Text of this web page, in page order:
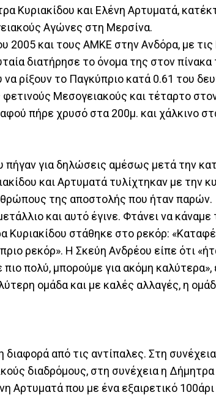
Κυριακίδου και Ελένη Αρτυματά,
Αγώνες στη Μερσίνα.
2005 και τους ΑΜΚΕ στην Ανδόρα, με
διατήρησε το όνομα της στον
ρίξουν το Παγκύπριο κατά 0.61 του
Μεσογειακούς και τέταρτο
πήρε χρυσό στα 200μ. και χάλκινο
πήγαν για δηλώσεις αμέσως μετά την
και Αρτυματά τυλίχτηκαν με την
της αποστολής που ήταν παρών.
και αυτό έγινε. Φτάνει να
Κυριακίδου στάθηκε στο ρεκόρ:
ρεκόρ». Η Σκεύη Ανδρέου είπε ότι
πολύ, μπορούμε για ακόμη
ομάδα και με καλές αλλαγές, η
από τις αντίπαλες. Στη
διαδρόμους, στη συνέχεια η Δήμητρα
Αρτυματά που με ένα εξαιρετικό 100άρι